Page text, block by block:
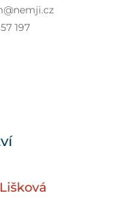
197
Lišková